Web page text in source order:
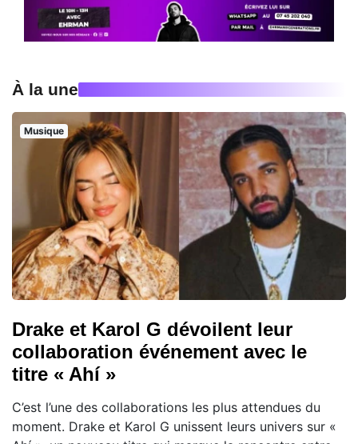
À la une
Musique
Drake et Karol G dévoilent leur
collaboration événement avec le
titre « Ahí »
C’est l’une des collaborations les plus attendues du
moment. Drake et Karol G unissent leurs univers sur «